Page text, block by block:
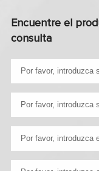
Encuentre el
consulta